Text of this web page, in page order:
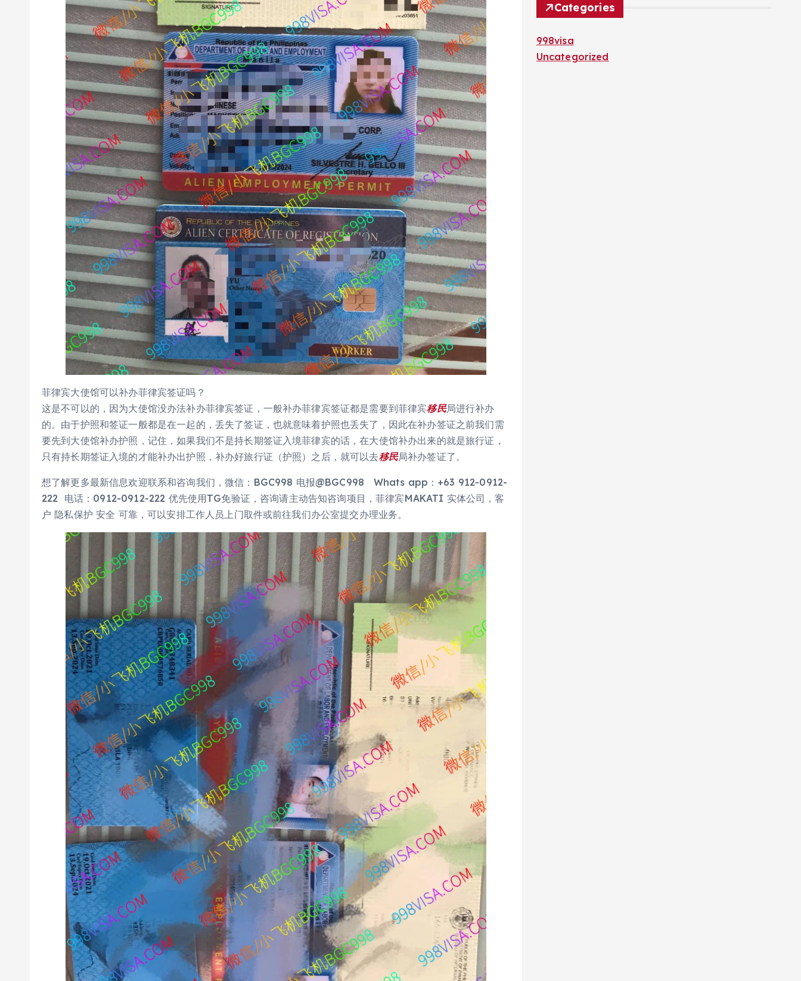
菲律宾大使馆可以补办菲律宾签证吗？
这是不可以的，因为大使馆没办法补办菲律宾签证，一般补办菲律宾签证都是需要到菲律宾移民局进行补办
的。由于护照和签证一般都是在一起的，丢失了签证，也就意味着护照也丢失了，因此在补办签证之前我们需
要先到大使馆补办护照，记住，如果我们不是持长期签证入境菲律宾的话，在大使馆补办出来的就是旅行证，
只有持长期签证入境的才能补办出护照，补办好旅行证（护照）之后，就可以去移民局补办签证了。
想了解更多最新信息欢迎联系和咨询我们，微信：BGC998 电报@BGC998 Whats app：+63 912-0912-
222 电话：0912-0912-222 优先使用TG免验证，咨询请主动告知咨询项目，菲律宾MAKATI 实体公司，客
户 隐私保护 安全 可靠，可以安排工作人员上门取件或前往我们办公室提交办理业务。
Categories
998visa
Uncategorized